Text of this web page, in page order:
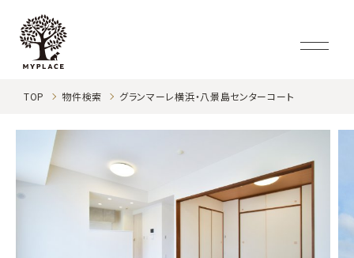
TOP 物件検索 グランマーレ横浜・八景島センターコート